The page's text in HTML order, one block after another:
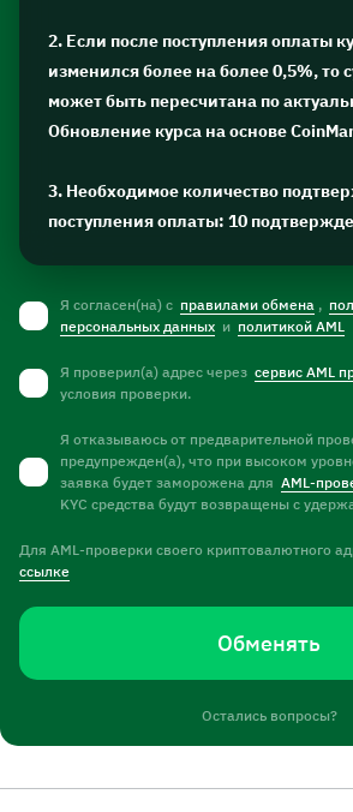
2. Если после поступления оплаты
изменился более на более 0,5%, то
может быть пересчитана по
Обновление курса на основе
3. Необходимое количество
поступления оплаты: 10
Я согласен(на) с правилами обмена ,
персональных данных и политикой AML
Я проверил(а) адрес через сервис AML
условия проверки.
Я отказываюсь от предварительной
предупрежден(а), что при высоком
заявка будет заморожена для AML-
KYC средства будут возвращены с
Для AML-проверки своего криптовалютного
ссылке
Обменять
Остались вопросы?